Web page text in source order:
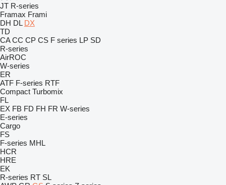
JT R-series
Framax Frami
DH DL DX
TD
CA CC CP CS F series LP SD
R-series
AirROC
W-series
ER
ATF F-series RTF
Compact Turbomix
FL
EX FB FD FH FR W-series
E-series
Cargo
FS
F-series MHL
HCR
HRE
EK
R-series RT SL